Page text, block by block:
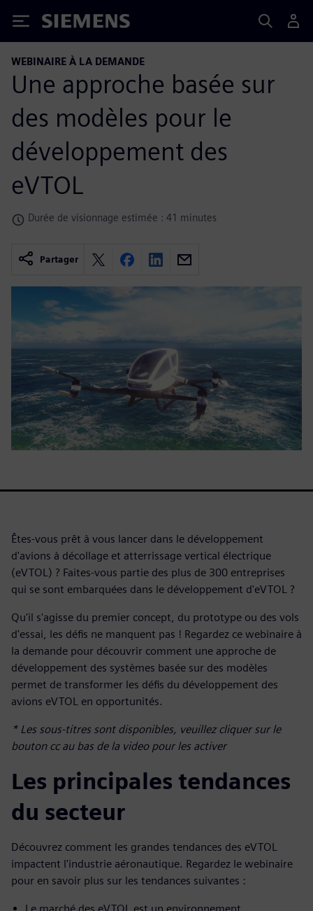
Siemens
WEBINAIRE À LA DEMANDE
Une approche basée sur
des modèles pour le
développement des
eVTOL
Durée de visionnage estimée : 41 minutes
Partager
Êtes-vous prêt à vous lancer dans le développement
d'avions à décollage et atterrissage vertical électrique
(eVTOL) ? Faites-vous partie des plus de 300 entreprises
qui se sont embarquées dans le développement d'eVTOL ?
Qu'il s'agisse du premier concept, du prototype ou des vols
d'essai, les défis ne manquent pas ! Regardez ce webinaire à
la demande pour découvrir comment une approche de
développement des systèmes basée sur des modèles
permet de transformer les défis du développement des
avions eVTOL en opportunités.
* Les sous-titres sont disponibles, veuillez cliquer sur le
bouton cc au bas de la video pour les activer
Les principales tendances
du secteur
Découvrez comment les grandes tendances des eVTOL
impactent l'industrie aéronautique. Regardez le webinaire
pour en savoir plus sur les tendances suivantes :